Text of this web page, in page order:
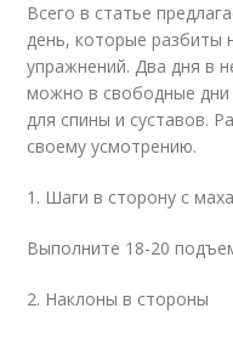
Всего в статье
день, которые разбиты
упражнений. Два дня в
можно в свободные дни
для спины и суставов.
своему усмотрению.
1. Шаги в сторону с
Выполните 18-20
2. Наклоны в стороны